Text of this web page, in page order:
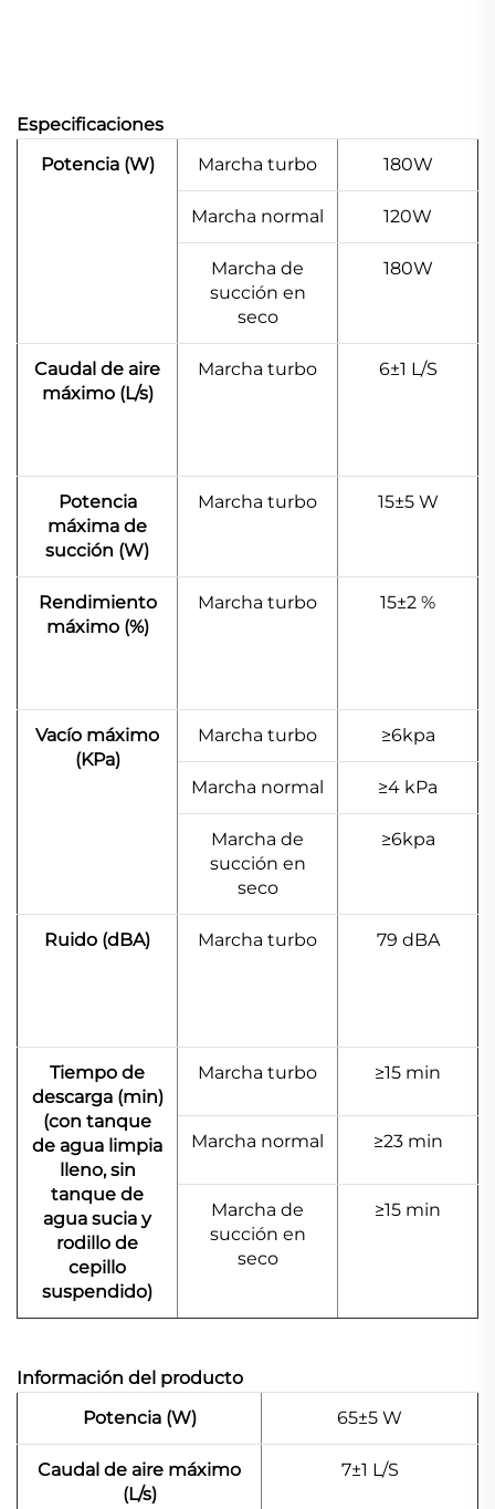
Especificaciones
Potencia (W)
Marcha turbo 180W
Marcha normal 120W
Marcha de
succión en
seco
180W
Caudal de aire
máximo (L/s)
Marcha turbo 6±1 L/S
Potencia
máxima de
succión (W)
Marcha turbo 15±5 W
Rendimiento
máximo (%)
Marcha turbo 15±2 %
Vacío máximo
(KPa)
Marcha turbo ≥6kpa
Marcha normal ≥4 kPa
Marcha de
succión en
seco
≥6kpa
Ruido (dBA) Marcha turbo 79 dBA
Tiempo de
descarga (min)
(con tanque
de agua limpia
lleno, sin
tanque de
agua sucia y
rodillo de
cepillo
suspendido)
Marcha turbo ≥15 min
Marcha normal ≥23 min
Marcha de
succión en
seco
≥15 min
Información del producto
Potencia (W)
65±5 W
Caudal de aire máximo
(L/s)
7±1 L/S